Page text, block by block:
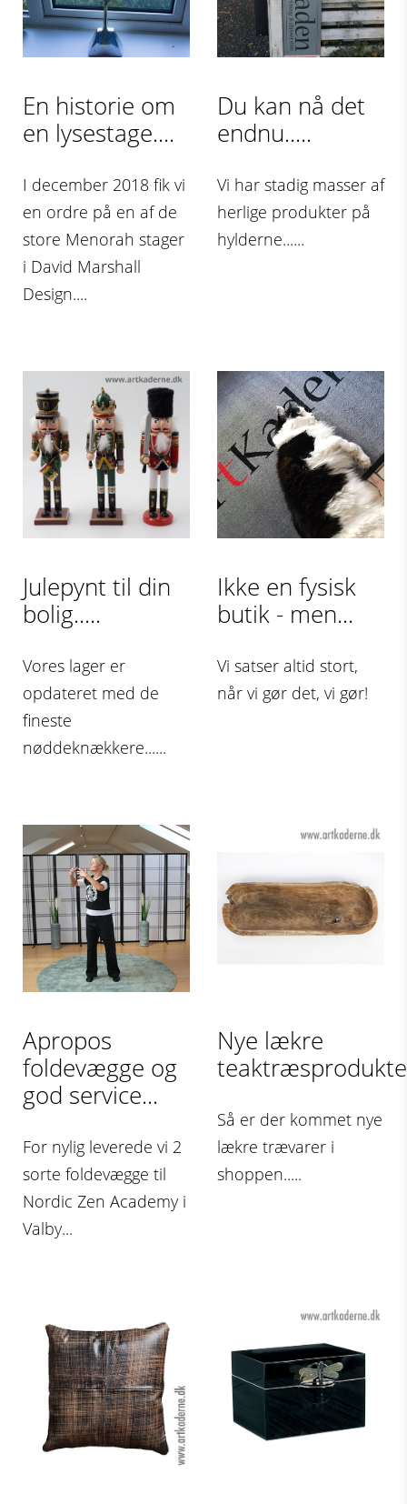
En historie om
en lysestage....
I december 2018 fik vi
en ordre på en af de
store Menorah stager
i David Marshall
Design....
Du kan nå det
endnu.....
Vi har stadig masser af
herlige produkter på
hylderne......
Julepynt til din
bolig.....
Vores lager er
opdateret med de
fineste
nøddeknækkere......
Ikke en fysisk
butik - men...
Vi satser altid stort,
når vi gør det, vi gør!
Apropos
foldevægge og
god service...
For nylig leverede vi 2
sorte foldevægge til
Nordic Zen Academy i
Valby...
Nye lækre
Så er der kommet nye
lækre trævarer i
shoppen.....